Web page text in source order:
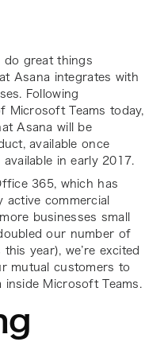
do great things
Asana integrates with
Following
Microsoft Teams today,
Asana will be
available once
in early 2017.
365, which has
commercial
businesses small
our number of
year), we’re excited
mutual customers to
inside Microsoft Teams.